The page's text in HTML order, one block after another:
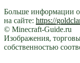
Больше информации
на сайте: https://
© Minecraft-Guide.ru
Изображения,
собственностью